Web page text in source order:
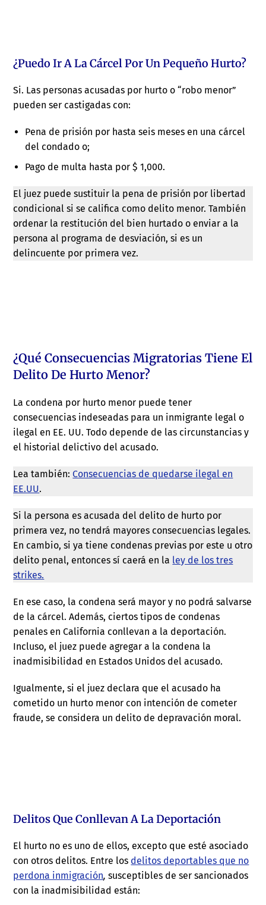
¿Puedo Ir A La Cárcel Por Un Pequeño Hurto?
Si. Las personas acusadas por hurto o “robo menor”
pueden ser castigadas con:
Pena de prisión por hasta seis meses en una cárcel
del condado o;
Pago de multa hasta por $ 1,000.
El juez puede sustituir la pena de prisión por libertad
condicional si se califica como delito menor. También
ordenar la restitución del bien hurtado o enviar a la
persona al programa de desviación, si es un
delincuente por primera vez.
¿Qué Consecuencias Migratorias Tiene El
Delito De Hurto Menor?
La condena por hurto menor puede tener
consecuencias indeseadas para un inmigrante legal o
ilegal en EE. UU. Todo depende de las circunstancias y
el historial delictivo del acusado.
Lea también: Consecuencias de quedarse ilegal en
EE.UU.
Si la persona es acusada del delito de hurto por
primera vez, no tendrá mayores consecuencias legales.
En cambio, si ya tiene condenas previas por este u otro
delito penal, entonces sí caerá en la ley de los tres
strikes.
En ese caso, la condena será mayor y no podrá salvarse
de la cárcel. Además, ciertos tipos de condenas
penales en California conllevan a la deportación.
Incluso, el juez puede agregar a la condena la
inadmisibilidad en Estados Unidos del acusado.
Igualmente, si el juez declara que el acusado ha
cometido un hurto menor con intención de cometer
fraude, se considera un delito de depravación moral.
Delitos Que Conllevan A La Deportación
El hurto no es uno de ellos, excepto que esté asociado
con otros delitos. Entre los delitos deportables que no
perdona inmigración,susceptibles de ser sancionados
con la inadmisibilidad están: